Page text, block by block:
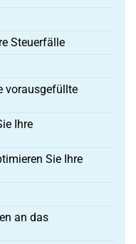
Steuerfälle
vorausgefüllte
Ihre
Sie Ihre
an das